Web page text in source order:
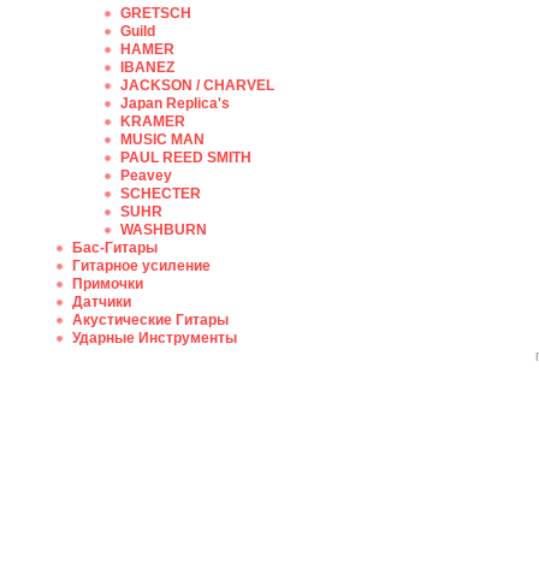
GRETSCH
Guild
HAMER
IBANEZ
JACKSON / CHARVEL
Japan Replica's
KRAMER
MUSIC MAN
PAUL REED SMITH
Peavey
SCHECTER
SUHR
WASHBURN
Бас-Гитары
Гитарное усиление
Примочки
Датчики
Акустические Гитары
Ударные Инструменты